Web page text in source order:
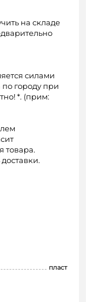
на складе
силами
по городу при
*. (прим:
товара.
пласт